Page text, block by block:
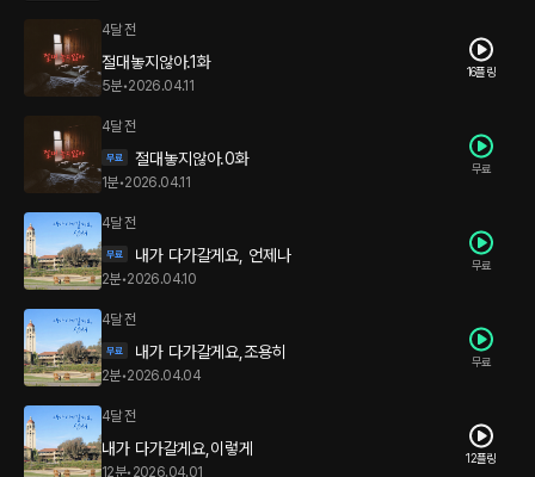
4달 전
절대놓지않아.1화
5분•2026.04.11
16플링
4달 전
절대놓지않아.0화
1분•2026.04.11
무료
4달 전
내가 다가갈게요, 언제나
2분•2026.04.10
무료
4달 전
내가 다가갈게요,조용히
2분•2026.04.04
무료
4달 전
내가 다가갈게요,이렇게
12분• 2026.04.01
12플링